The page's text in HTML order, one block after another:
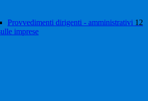
Provvedimenti dirigenti - amministrativi 12
imprese